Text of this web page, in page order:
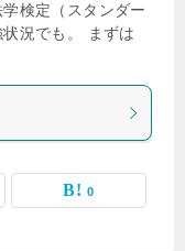
検定（スタンダー
況でも。 まずは
0